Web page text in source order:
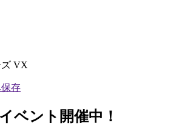
VX
ベント開催中！